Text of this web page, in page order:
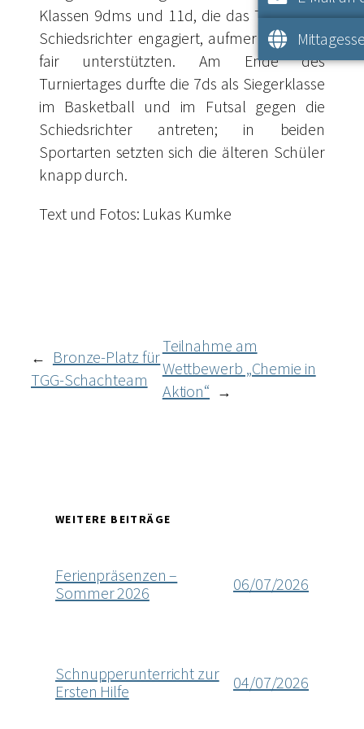
Klassen 9dms und 11d, die das Turnier als
Schiedsrichter engagiert, aufmerksam und
fair unterstützten. Am Ende des
Turniertages durfte die 7ds als Siegerklasse
im Basketball und im Futsal gegen die
Schiedsrichter antreten; in beiden
Sportarten setzten sich die älteren Schüler
knapp durch.
Text und Fotos: Lukas Kumke
←
Bronze-Platz für
TGG-Schachteam
Teilnahme am
Wettbewerb „Chemie in
Aktion“ →
WEITERE BEITRÄGE
Ferienpräsenzen –
Sommer 2026
06/07/2026
Schnupperunterricht zur
Ersten Hilfe
04/07/2026